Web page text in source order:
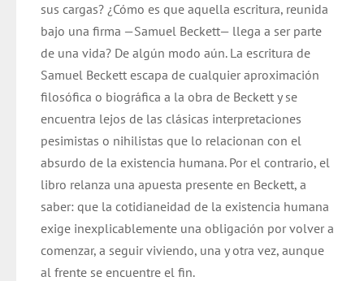
sus cargas? ¿Cómo es que aquella escritura, reunida
bajo una firma —Samuel Beckett— llega a ser parte
de una vida? De algún modo aún. La escritura de
Samuel Beckett escapa de cualquier aproximación
filosófica o biográfica a la obra de Beckett y se
encuentra lejos de las clásicas interpretaciones
pesimistas o nihilistas que lo relacionan con el
absurdo de la existencia humana. Por el contrario, el
libro relanza una apuesta presente en Beckett, a
saber: que la cotidianeidad de la existencia humana
exige inexplicablemente una obligación por volver a
comenzar, a seguir viviendo, una y otra vez, aunque
al frente se encuentre el fin.